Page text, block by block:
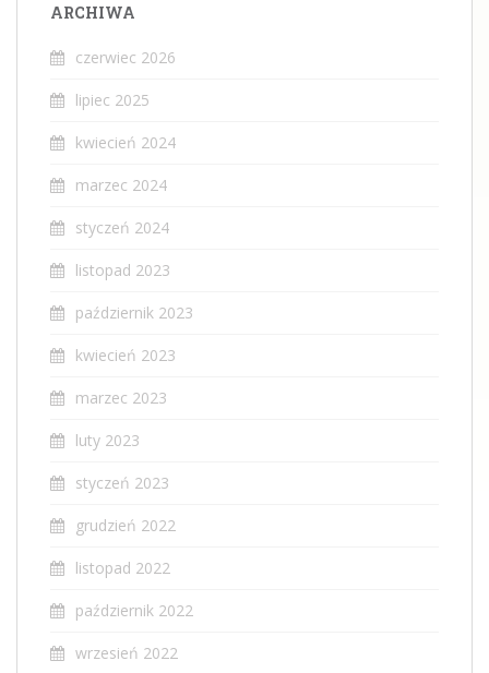
ARCHIWA
czerwiec 2026
lipiec 2025
kwiecień 2024
marzec 2024
styczeń 2024
listopad 2023
październik 2023
kwiecień 2023
marzec 2023
luty 2023
styczeń 2023
grudzień 2022
listopad 2022
październik 2022
wrzesień 2022